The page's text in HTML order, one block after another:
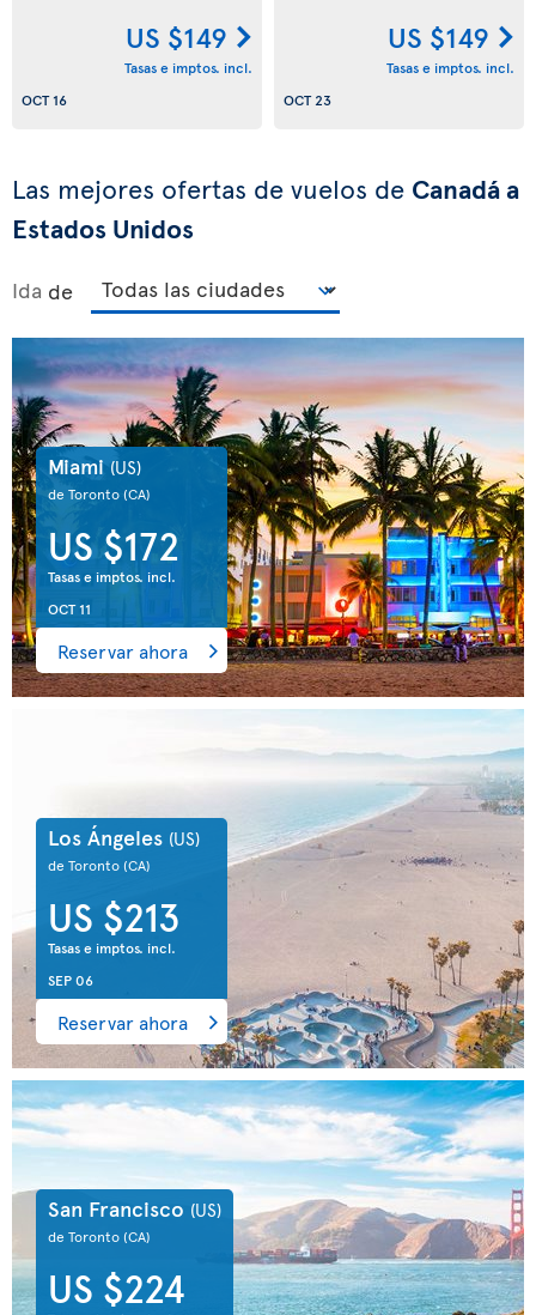
US $149
Tasas e imptos. incl.
OCT 16
US $149
Tasas e imptos. incl.
OCT 23
Las mejores ofertas de vuelos de Canadá a
Estados Unidos
Ida de
Miami (US)
de Toronto(CA)
US $172
Tasas e imptos. incl.
OCT 11
Reservar ahora
Los Ángeles (US)
de Toronto(CA)
US $213
Tasas e imptos. incl.
SEP 06
Reservar ahora
San Francisco (US)
de Toronto(CA)
US $224